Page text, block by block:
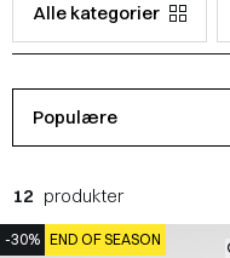
Alle kategorier
Populære
12 produkter
-30% END OF SEASON